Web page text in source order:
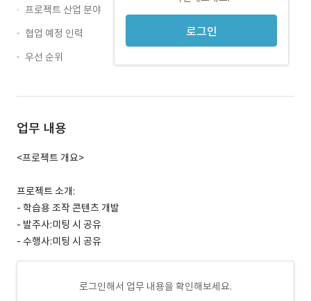
로그인
프로젝트 산업 분야
협업 예정 인력
우선 순위
업무 내용
<프로젝트 개요>
프로젝트 소개:
- 학습용 조작 콘텐츠 개발
- 발주사:미팅 시 공유
- 수행사:미팅 시 공유
로그인해서 업무 내용을 확인해보세요.